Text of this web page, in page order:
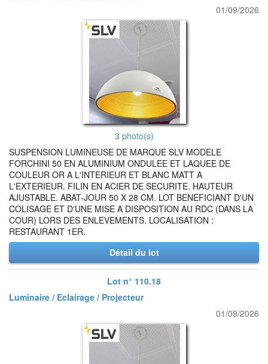
01/09/2026
3 photo(s)
SUSPENSION LUMINEUSE DE MARQUE SLV MODELE
FORCHINI 50 EN ALUMINIUM ONDULEE ET LAQUEE DE
COULEUR OR A L'INTERIEUR ET BLANC MATT A
L'EXTERIEUR. FILIN EN ACIER DE SECURITE. HAUTEUR
AJUSTABLE. ABAT-JOUR 50 X 28 CM. LOT BENEFICIANT D'UN
COLISAGE ET D'UNE MISE A DISPOSITION AU RDC (DANS LA
COUR) LORS DES ENLEVEMENTS. LOCALISATION :
RESTAURANT 1ER.
Détail du lot
Lot n° 110.18
Luminaire / Eclairage / Projecteur
01/09/2026